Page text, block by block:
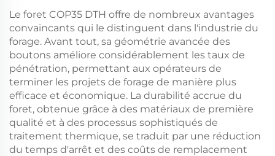
Le foret COP35 DTH offre de nombreux avantages
convaincants qui le distinguent dans l'industrie du
forage. Avant tout, sa géométrie avancée des
boutons améliore considérablement les taux de
pénétration, permettant aux opérateurs de
terminer les projets de forage de manière plus
efficace et économique. La durabilité accrue du
foret, obtenue grâce à des matériaux de première
qualité et à des processus sophistiqués de
traitement thermique, se traduit par une réduction
du temps d'arrêt et des coûts de remplacement